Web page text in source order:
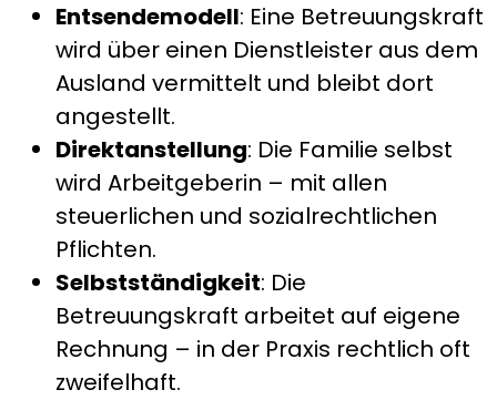
Entsendemodell: Eine Betreuungskraft
wird über einen Dienstleister aus dem
Ausland vermittelt und bleibt dort
angestellt.
Direktanstellung: Die Familie selbst
wird Arbeitgeberin – mit allen
steuerlichen und sozialrechtlichen
Pflichten.
Selbstständigkeit: Die
Betreuungskraft arbeitet auf eigene
Rechnung – in der Praxis rechtlich oft
zweifelhaft.